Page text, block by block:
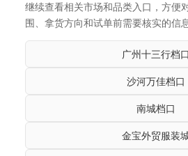
继续查看相关市场和品类入口，方便
围、拿货方向和试单前需要核实的信息
广州十三行档口
沙河万佳档口
南城档口
金宝外贸服装